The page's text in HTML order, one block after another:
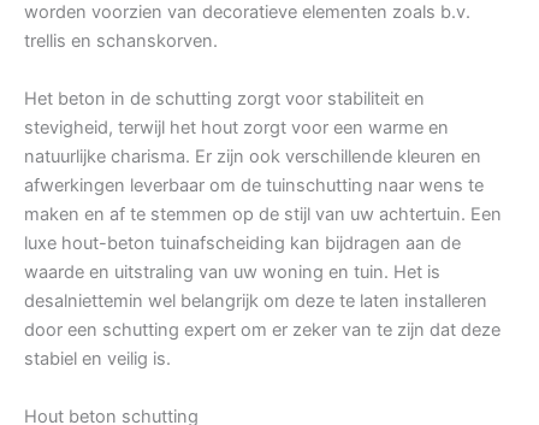
worden voorzien van decoratieve elementen zoals b.v.
trellis en schanskorven.
Het beton in de schutting zorgt voor stabiliteit en
stevigheid, terwijl het hout zorgt voor een warme en
natuurlijke charisma. Er zijn ook verschillende kleuren en
afwerkingen leverbaar om de tuinschutting naar wens te
maken en af te stemmen op de stijl van uw achtertuin. Een
luxe hout-beton tuinafscheiding kan bijdragen aan de
waarde en uitstraling van uw woning en tuin. Het is
desalniettemin wel belangrijk om deze te laten installeren
door een schutting expert om er zeker van te zijn dat deze
stabiel en veilig is.
Hout beton schutting